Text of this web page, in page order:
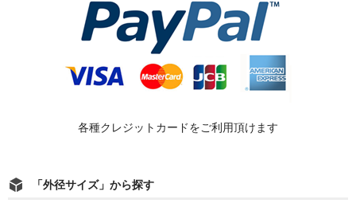
各種クレジットカードをご利用頂けます
「外径サイズ」から探す